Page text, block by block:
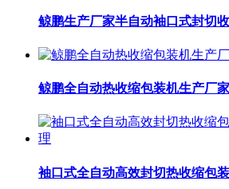
鲸鹏生产厂家半自动袖口式封切
鲸鹏全自动热收缩包装机生产厂家
袖口式全自动高效封切热收缩包